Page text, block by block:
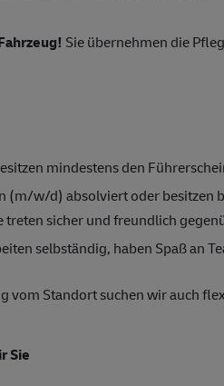
Sie übernehmen die
mindestens den
(m/w/d) absolviert oder besitzen
treten sicher und freundlich
selbständig, haben Spaß an
vom Standort suchen wir auch
Sie